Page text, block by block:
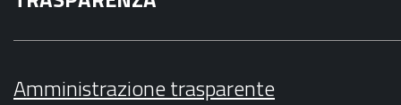
Amministrazione trasparente